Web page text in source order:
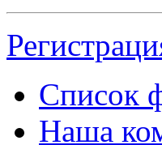
Список
Наша